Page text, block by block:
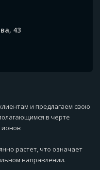
43
и предлагаем свою
в черте
растет, что означает
направлении.